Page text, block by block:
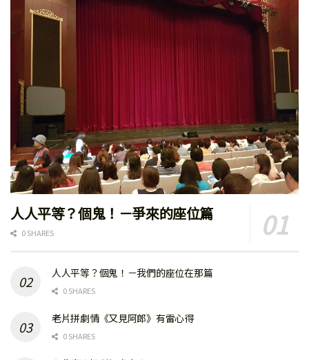
人人平等？個鬼！－爭來的座位篇
0 SHARES
人人平等？個鬼！－我們的座位在那篇
0 SHARES
老片拼劇情《又見阿郎》有雷心得
0 SHARES